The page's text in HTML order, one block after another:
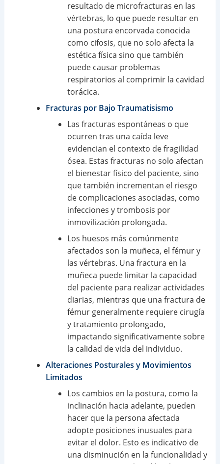
resultado de microfracturas en las
vértebras, lo que puede resultar en
una postura encorvada conocida
como cifosis, que no solo afecta la
estética física sino que también
puede causar problemas
respiratorios al comprimir la cavidad
torácica.
Fracturas por Bajo Traumatisismo
Las fracturas espontáneas o que
ocurren tras una caída leve
evidencian el contexto de fragilidad
ósea. Estas fracturas no solo afectan
el bienestar físico del paciente, sino
que también incrementan el riesgo
de complicaciones asociadas, como
infecciones y trombosis por
inmovilización prolongada.
Los huesos más comúnmente
afectados son la muñeca, el fémur y
las vértebras. Una fractura en la
muñeca puede limitar la capacidad
del paciente para realizar actividades
diarias, mientras que una fractura de
fémur generalmente requiere cirugía
y tratamiento prolongado,
impactando significativamente sobre
la calidad de vida del individuo.
Alteraciones Posturales y Movimientos
Limitados
Los cambios en la postura, como la
inclinación hacia adelante, pueden
hacer que la persona afectada
adopte posiciones inusuales para
evitar el dolor. Esto es indicativo de
una disminución en la funcionalidad y